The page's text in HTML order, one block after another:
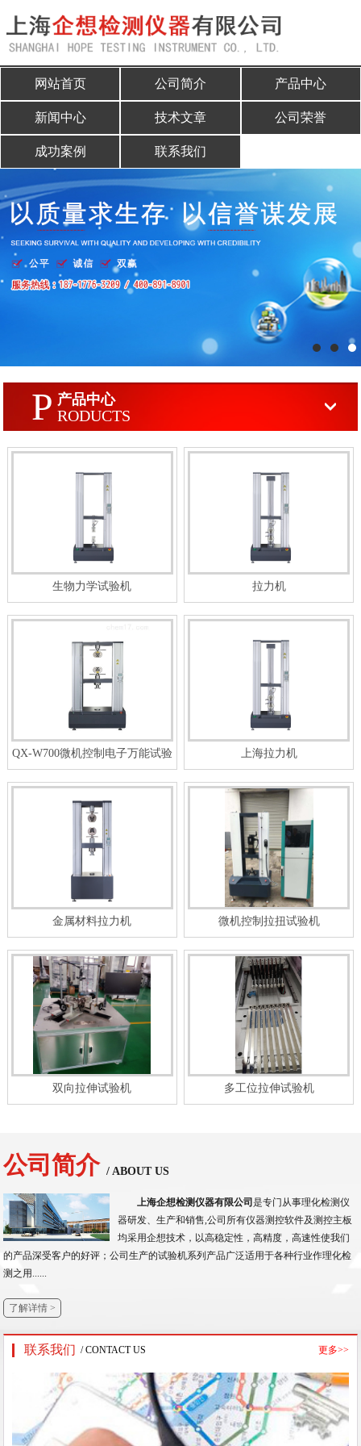
网站首页
公司简介
新闻中心
技术文章
成功案例
联系我们
网站首页 公司简介 产品中心
新闻中心 技术文章 公司荣誉
成功案例 联系我们
P 产品中心
RODUCTS
生物力学试验机 拉力机
QX-W700微机控制电子万能试验
上海拉力机
金属材料拉力机 微机控制拉扭试验机
双向拉伸试验机 多工位拉伸试验机
公司简介 / ABOUT US
上海企想检测仪器有限公司是专门从事理化检测仪
器研发、生产和销售,公司所有仪器测控软件及测控主板
均采用企想技术，以高稳定性，高精度，高速性使我们
的产品深受客户的好评；公司生产的试验机系列产品广泛适用于各种行业作理化检
测之用......
了解详情 >
联系我们 / CONTACT US 更多>>